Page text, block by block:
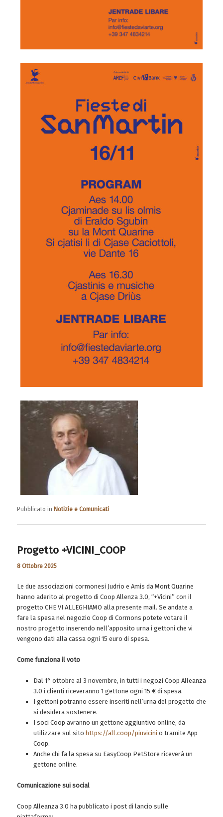
Pubblicato in Notizie e Comunicati
Progetto +VICINI_COOP
8 Ottobre 2025
Le due associazioni cormonesi Judrio e Amis da Mont Quarine
hanno aderito al progetto di Coop Allenza 3.0, “+Vicini” con il
progetto CHE VI ALLEGHIAMO alla presente mail. Se andate a
fare la spesa nel negozio Coop di Cormons potete votare il
nostro progetto inserendo nell’apposito urna i gettoni che vi
vengono dati alla cassa ogni 15 euro di spesa.
Come funziona il voto
Dal 1° ottobre al 3 novembre, in tutti i negozi Coop Alleanza
3.0 i clienti riceveranno 1 gettone ogni 15 € di spesa.
I gettoni potranno essere inseriti nell’urna del progetto che
si desidera sostenere.
I soci Coop avranno un gettone aggiuntivo online, da
utilizzare sul sito https://all.coop/piuvicini o tramite App
Coop.
Anche chi fa la spesa su EasyCoop PetStore riceverà un
gettone online.
Comunicazione sui social
Coop Alleanza 3.0 ha pubblicato i post di lancio sulle